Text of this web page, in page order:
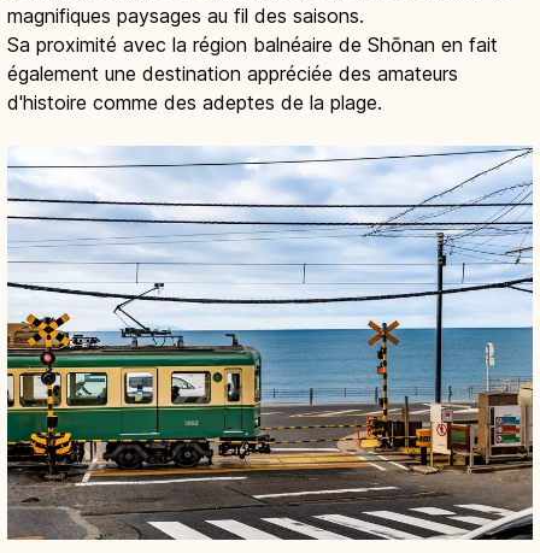
magnifiques paysages au fil des saisons.
Sa proximité avec la région balnéaire de Shōnan en fait
également une destination appréciée des amateurs
d'histoire comme des adeptes de la plage.